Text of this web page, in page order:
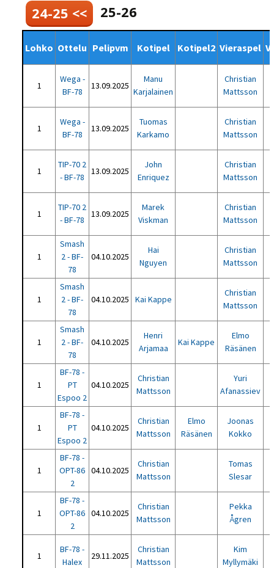
24-25 <<
25-26
Lohko Ottelu Pelipvm Kotipel Kotipel2 Vieraspel
1
Wega -
BF-78
13.09.2025
Manu
Karjalainen
Christian
Mattsson
1
Wega -
BF-78
13.09.2025
Tuomas
Karkamo
Christian
Mattsson
1
TIP-70 2
- BF-78
13.09.2025
John
Enriquez
Christian
Mattsson
1
TIP-70 2
- BF-78
13.09.2025
Marek
Viskman
Christian
Mattsson
1
Smash
2 - BF-
78
04.10.2025
Hai
Nguyen
Christian
Mattsson
1
Smash
2 - BF-
78
04.10.2025 Kai Kappe
Christian
Mattsson
1
Smash
2 - BF-
78
04.10.2025
Henri
Arjamaa
Kai Kappe
Elmo
Räsänen
1
BF-78 -
PT
Espoo 2
04.10.2025
Christian
Mattsson
Yuri
Afanassiev
1
BF-78 -
PT
Espoo 2
04.10.2025
Christian
Mattsson
Elmo
Räsänen
Joonas
Kokko
1
BF-78 -
OPT-86
2
04.10.2025
Christian
Mattsson
Tomas
Slesar
1
BF-78 -
OPT-86
2
04.10.2025
Christian
Mattsson
Pekka
Ågren
1
BF-78 -
Halex
29.11.2025
Christian
Mattsson
Kim
Myllymäki